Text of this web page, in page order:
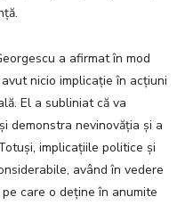
a afirmat în mod
nicio implicație în acțiuni
El a subliniat că va
demonstra nevinovăția și a
implicațiile politice și
având în vedere
care o deține în anumite